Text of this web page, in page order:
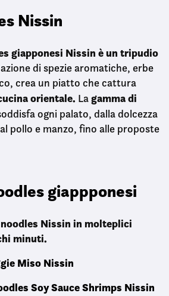
Nissin
giapponesi Nissin è un tripudio
di spezie aromatiche, erbe
crea un piatto che cattura
orientale. Lagamma di
ogni palato, dalla dolcezza
pollo e manzo, fino alle proposte
giappponesi
noodles Nissin in molteplici
minuti.
Miso Nissin
Soy Sauce Shrimps Nissin